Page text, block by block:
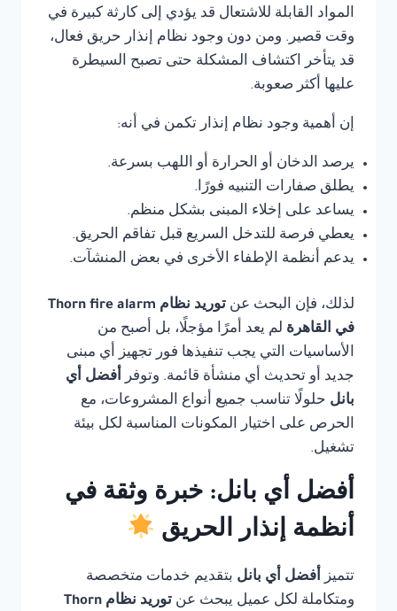
المواد القابلة للاشتعال قد يؤدي إلى كارثة كبيرة في
وقت قصير. ومن دون وجود نظام إنذار حريق فعال،
قد يتأخر اكتشاف المشكلة حتى تصبح السيطرة
عليها أكثر صعوبة.
إن أهمية وجود نظام إنذار تكمن في أنه:
يرصد الدخان أو الحرارة أو اللهب بسرعة.
يطلق صفارات التنبيه فورًا.
يساعد على إخلاء المبنى بشكل منظم.
يعطي فرصة للتدخل السريع قبل تفاقم الحريق.
يدعم أنظمة الإطفاء الأخرى في بعض المنشآت.
لذلك، فإن البحث عن
توريد نظام Thorn fire alarm
في القاهرة لم يعد أمرًا مؤجلًا، بل أصبح من
الأساسيات التي يجب تنفيذها فور تجهيز أي مبنى
جديد أو تحديث أي منشأة قائمة. وتوفر أفضل أي
بانل حلولًا تناسب جميع أنواع المشروعات، مع
الحرص على اختيار المكونات المناسبة لكل بيئة
تشغيل.
أفضل أي بانل: خبرة وثقة في
أنظمة إنذار الحريق
تتميز أفضل أي بانل بتقديم خدمات متخصصة
ومتكاملة لكل عميل يبحث عن
توريد نظام Thorn